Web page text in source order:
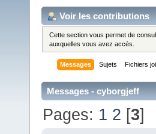
Voir les contributions
Cette section vous permet de
auxquelles vous avez accès.
Messages Sujets Fichiers
Messages - cyborgjeff
Pages: 1 2 [3]